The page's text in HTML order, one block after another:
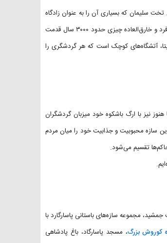
سلیمان که بسیاری آن را به‌ عنوان زادگاه
زرتشت می‌شناسند، پنج دوره تاریخ و تمدن بشری را به خود دیده است. این مجموعه منحصربه‌فرد و خارق‌العاده چیزی حدود ۳۰۰۰ سال قدمت
آتشگاه‌های کوچک است که هر گردشگری را
نیز با ارگ باشکوه خود میزبان گردشگران
سازه محبوبیت و جذابیت خود را میان مردم
تقسیم می‌شود.
مجموعه سازه‌های باستانی پاسارگارد با
کوروش بزرگ، مسجد پاسارگاد، باغ پادشاهی